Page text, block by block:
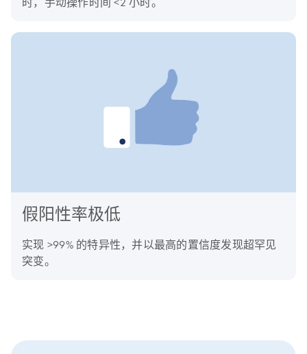
假阳性率极低
实现 >99% 的特异性，并以最高的置信度发现超罕见
突变。